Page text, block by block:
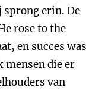
sprong erin. De
rose to the
en succes was
die er
van